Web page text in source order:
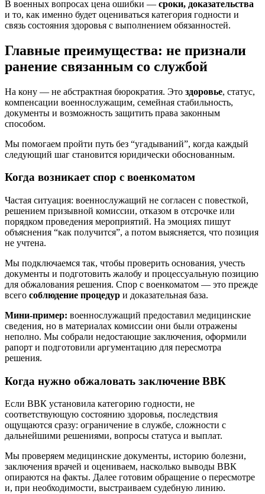
В военных вопросах цена ошибки — сроки, доказательства
и то, как именно будет оцениваться категория годности и
связь состояния здоровья с выполнением обязанностей.
Главные преимущества: не признали
ранение связанным со службой
На кону — не абстрактная бюрократия. Это здоровье, статус,
компенсации военнослужащим, семейная стабильность,
документы и возможность защитить права законным
способом.
Мы помогаем пройти путь без “угадываний”, когда каждый
следующий шаг становится юридически обоснованным.
Когда возникает спор с военкоматом
Частая ситуация: военнослужащий не согласен с повесткой,
решением призывной комиссии, отказом в отсрочке или
порядком проведения мероприятий. На эмоциях пишут
объяснения “как получится”, а потом выясняется, что позиция
не учтена.
Мы подключаемся так, чтобы проверить основания, учесть
документы и подготовить жалобу и процессуальную позицию
для обжалования решения. Спор с военкоматом — это прежде
всего соблюдение процедур и доказательная база.
Мини-пример: военнослужащий предоставил медицинские
сведения, но в материалах комиссии они были отражены
неполно. Мы собрали недостающие заключения, оформили
рапорт и подготовили аргументацию для пересмотра
решения.
Когда нужно обжаловать заключение ВВК
Если ВВК установила категорию годности, не
соответствующую состоянию здоровья, последствия
ощущаются сразу: ограничение в службе, сложности с
дальнейшими решениями, вопросы статуса и выплат.
Мы проверяем медицинские документы, историю болезни,
заключения врачей и оцениваем, насколько выводы ВВК
опираются на факты. Далее готовим обращение о пересмотре
и, при необходимости, выстраиваем судебную линию.